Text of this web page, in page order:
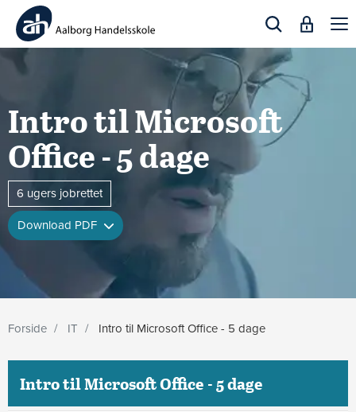
Intro til Microsoft
Office - 5 dage
6 ugers jobrettet
Download PDF
Forside IT Intro til Microsoft Office - 5 dage
Intro til Microsoft Office - 5 dage